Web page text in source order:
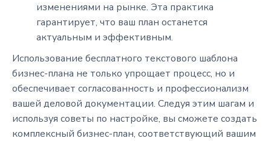
изменениями на рынке. Эта практика
гарантирует, что ваш план останется
актуальным и эффективным.
Использование бесплатного текстового шаблона
бизнес-плана не только упрощает процесс, но и
обеспечивает согласованность и профессионализм
вашей деловой документации. Следуя этим шагам и
используя советы по настройке, вы сможете создать
комплексный бизнес-план, соответствующий вашим